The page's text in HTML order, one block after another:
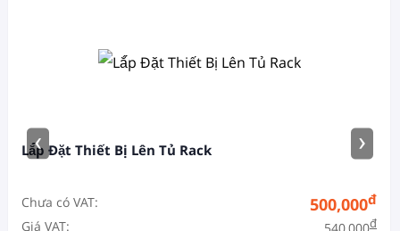
Lắ́p Đặt Thiết Bị Lên Tủ Rack
Chưa có VAT: 500,000đ
Giá VAT: đ
‹ ›